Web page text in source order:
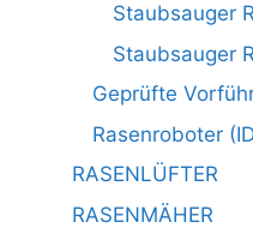
Staubsauger
Staubsauger
Geprüfte
Rasenroboter
RASENLÜFTER
RASENMÄHER